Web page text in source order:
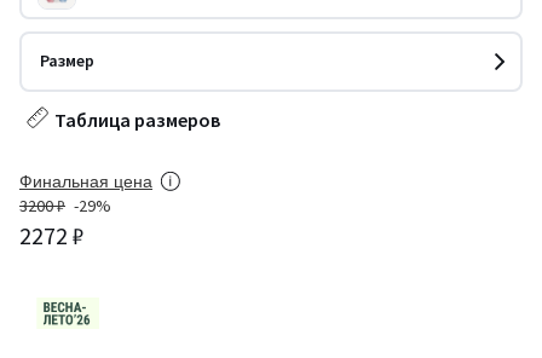
Размер
Таблица размеров
Финальная цена
3200 ₽ -29%
2272 ₽